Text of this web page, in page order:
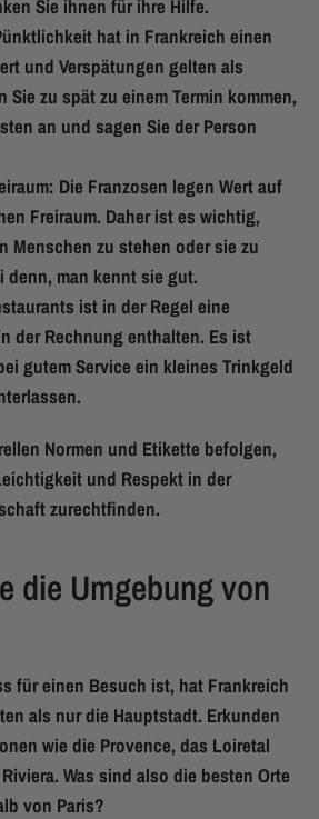
Sie ihnen für ihre Hilfe.
hat in Frankreich einen
und Verspätungen gelten als
Sie zu spät zu einem Termin kommen,
an und sagen Sie der Person
Die Franzosen legen Wert auf
Freiraum. Daher ist es wichtig,
Menschen zu stehen oder sie zu
denn, man kennt sie gut.
ist in der Regel eine
der Rechnung enthalten. Es ist
gutem Service ein kleines Trinkgeld
Normen und Etikette befolgen,
und Respekt in der
zurechtfinden.
die Umgebung von
für einen Besuch ist, hat Frankreich
als nur die Hauptstadt. Erkunden
wie die Provence, das Loiretal
Was sind also die besten Orte
von Paris?